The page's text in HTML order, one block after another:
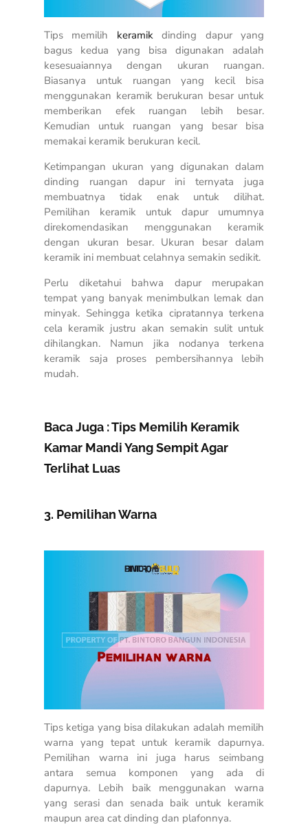
Tips memilih keramikdinding dapur yang
bagus kedua yang bisa digunakan adalah
kesesuaiannya dengan ukuran ruangan.
Biasanya untuk ruangan yang kecil bisa
menggunakan keramik berukuran besar untuk
memberikan efek ruangan lebih besar.
Kemudian untuk ruangan yang besar bisa
memakai keramik berukuran kecil.
Ketimpangan ukuran yang digunakan dalam
dinding ruangan dapur ini ternyata juga
membuatnya tidak enak untuk dilihat.
Pemilihan keramik untuk dapur umumnya
direkomendasikan menggunakan keramik
dengan ukuran besar. Ukuran besar dalam
keramik ini membuat celahnya semakin sedikit.
Perlu diketahui bahwa dapur merupakan
tempat yang banyak menimbulkan lemak dan
minyak. Sehingga ketika cipratannya terkena
cela keramik justru akan semakin sulit untuk
dihilangkan. Namun jika nodanya terkena
keramik saja proses pembersihannya lebih
mudah.
Baca Juga :Tips Memilih Keramik
Kamar Mandi Yang Sempit Agar
Terlihat Luas
3. Pemilihan Warna
Tips ketiga yang bisa dilakukan adalah memilih
warna yang tepat untuk keramik dapurnya.
Pemilihan warna ini juga harus seimbang
antara semua komponen yang ada di
dapurnya. Lebih baik menggunakan warna
yang serasi dan senada baik untuk keramik
maupun area cat dinding dan plafonnya.